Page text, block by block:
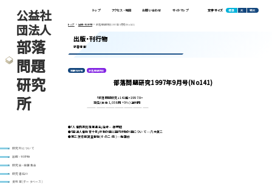
公益社
団法人
部落
問題
研究
所
研究所について
出版・刊行物
研究会・全国集会
研究者紹介
資料室(データベース)
トップ アクセス・地図 お問い合わせ サイトマップ 文字サイズ 標準 大 特大
トップ 出版・刊行物 部落問題研究1997年9月号(No141)
出版・刊行物
新着情報
定期刊行物 部落問題研究
部落問題研究1997年9月号(No141)
「部落問題研究」141輯<1997.9>
定価（本体 1,058 円 +5%）送料円
————————————————————
●｢人権擁護施策推進法｣論考･･･原野翹
●｢国連人権教育十年｣行動計画と国内行動計画について･･･八木英二
●第三次切目調査報告(その二･完)･･･梅田修